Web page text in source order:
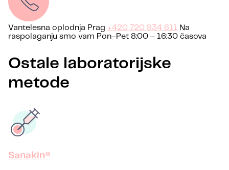
Vantelesna oplodnja Prag +420 720 934 611
Na
raspolaganju smo vam Pon–Pet 8:00 – 16:30 časova
Ostale laboratorijske
metode
Sanakin®